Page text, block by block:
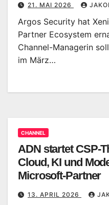
21. MAI 2026
Argos Security hat
Partner Ecosystem
Channel-Managerin
im März…
CHANNEL
ADN startet CSP-
Cloud, KI und
Microsoft-Partner
13. APRIL 2026